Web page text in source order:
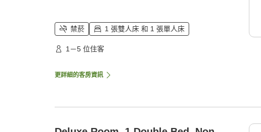
禁菸 1 張雙人床 和 1 張單人床
1－5 位住客
更詳細的客房資訊